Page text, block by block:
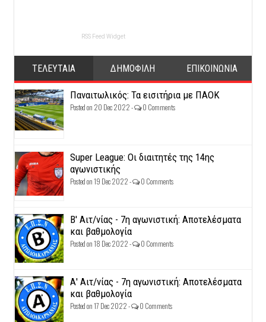
RSS Feed Widget
ΤΕΛΕΥΤΑΙΑ ΔΗΜΟΦΙΛΗ ΕΠΙΚΟΙΝΩΝΙΑ
Παναιτωλικός: Τα εισιτήρια με ΠΑΟΚ
Posted on 20 Dec 2022 - 0 Comments
Super League: Οι διαιτητές της 14ης
αγωνιστικής
Posted on 19 Dec 2022 - 0 Comments
Β' Αιτ/νίας - 7η αγωνιστική: Αποτελέσματα
και βαθμολογία
Posted on 18 Dec 2022 - 0 Comments
Α' Αιτ/νίας - 7η αγωνιστική: Αποτελέσματα
και βαθμολογία
Posted on 17 Dec 2022 - 0 Comments